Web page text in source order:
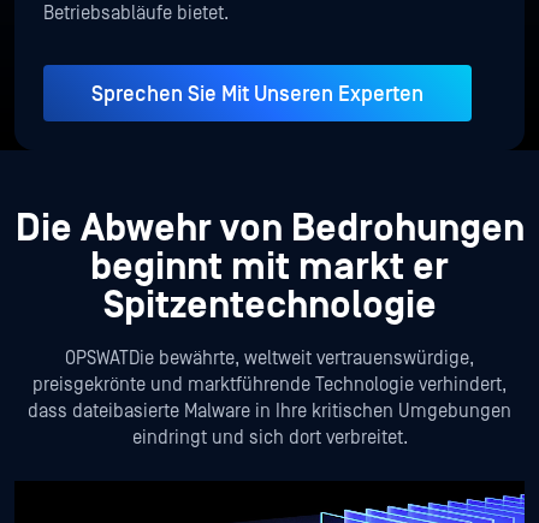
Betriebsabläufe bietet.
Sprechen Sie Mit Unseren Experten
Die Abwehr von Bedrohungen
beginnt mit markt er
Spitzentechnologie
OPSWATDie bewährte, weltweit vertrauenswürdige,
preisgekrönte und marktführende Technologie verhindert,
dass dateibasierte Malware in Ihre kritischen Umgebungen
eindringt und sich dort verbreitet.